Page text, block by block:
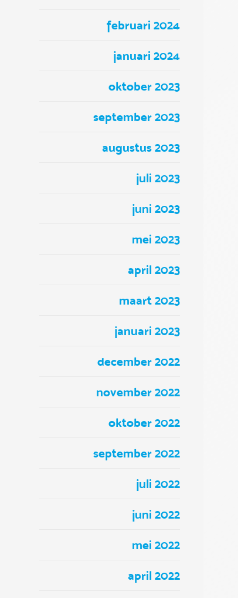
februari 2024
januari 2024
oktober 2023
september 2023
augustus 2023
juli 2023
juni 2023
mei 2023
april 2023
maart 2023
januari 2023
december 2022
november 2022
oktober 2022
september 2022
juli 2022
juni 2022
mei 2022
april 2022